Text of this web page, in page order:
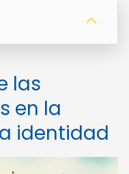
las
en la
identidad